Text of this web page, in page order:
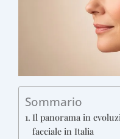
Sommario
Il panorama in
facciale in Italia